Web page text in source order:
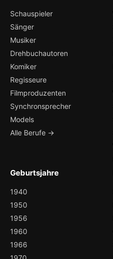
Schauspieler
Sänger
Musiker
Drehbuchautoren
Komiker
Regisseure
Filmproduzenten
Synchronsprecher
Models
Alle Berufe →
Geburtsjahre
1940
1950
1956
1960
1966